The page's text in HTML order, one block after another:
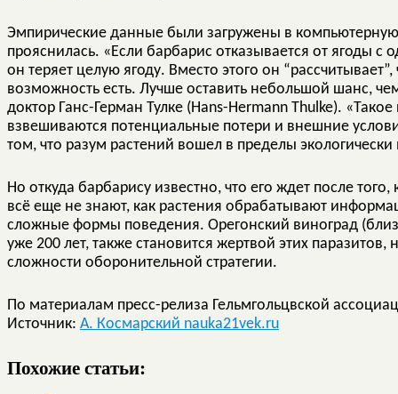
Эмпирические данные были загружены в
прояснилась. «Если барбарис отказывается от ягоды
он теряет целую ягоду. Вместо этого он
возможность есть. Лучше оставить небольшой шанс,
доктор Ганс-Герман Тулке (Hans-Hermann Thulke).
взвешиваются потенциальные потери и внешние
том, что разум растений вошел в пределы
Но откуда барбарису известно, что его ждет после
всё еще не знают, как растения обрабатывают
сложные формы поведения. Орегонский виноград
уже 200 лет, также становится жертвой этих
сложности оборонительной стратегии.
По материалам пресс-релиза Гельмгольцвской
Источник: А. Космарский nauka21vek.ru
Похожие статьи: